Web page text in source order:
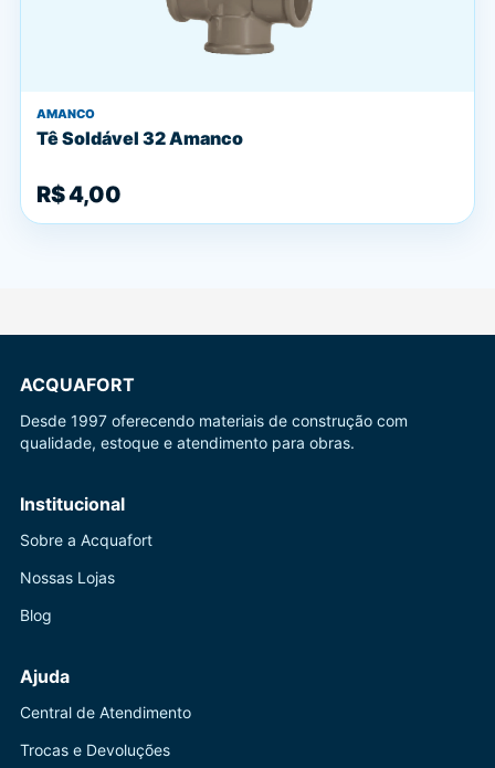
AMANCO
Tê Soldável 32 Amanco
R$ 4,00
ACQUAFORT
Desde 1997 oferecendo materiais de construção com
qualidade, estoque e atendimento para obras.
Institucional
Sobre a Acquafort
Nossas Lojas
Blog
Ajuda
Central de Atendimento
Trocas e Devoluções